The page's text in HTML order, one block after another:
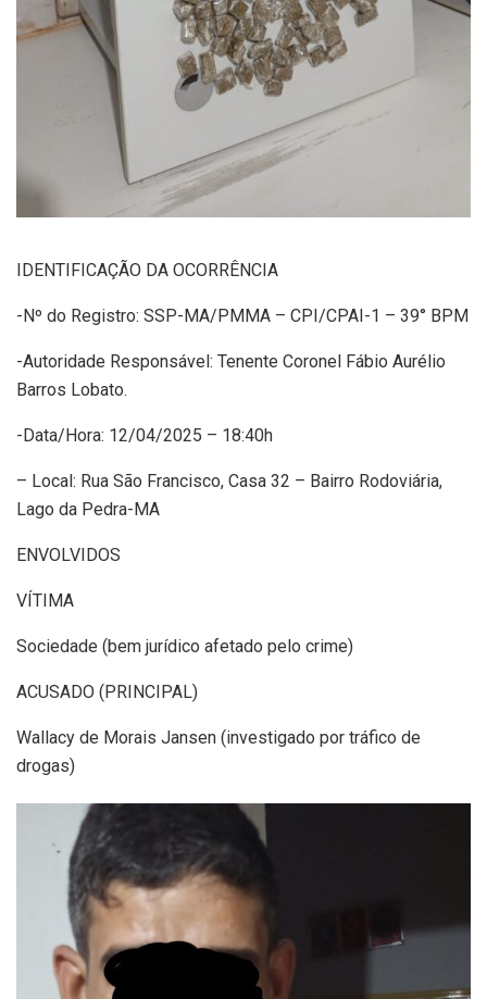
IDENTIFICAÇÃO DA OCORRÊNCIA
-Nº do Registro: SSP-MA/PMMA – CPI/CPAI-1 – 39° BPM
-Autoridade Responsável: Tenente Coronel Fábio Aurélio
Barros Lobato.
-Data/Hora: 12/04/2025 – 18:40h
– Local: Rua São Francisco, Casa 32 – Bairro Rodoviária,
Lago da Pedra-MA
ENVOLVIDOS
VÍTIMA
Sociedade (bem jurídico afetado pelo crime)
ACUSADO (PRINCIPAL)
Wallacy de Morais Jansen (investigado por tráfico de
drogas)